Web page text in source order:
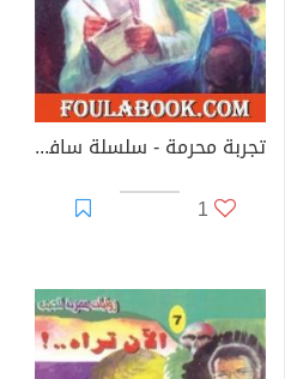
تجربة محرمة - سلسلة سافاري
1